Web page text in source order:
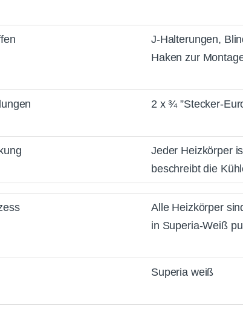
J-Halterungen,
Haken zur
2 x ¾ ”Stecker-
Jeder Heizkörper
beschreibt die
Alle Heizkörper
in Superia-Weiß
Superia weiß